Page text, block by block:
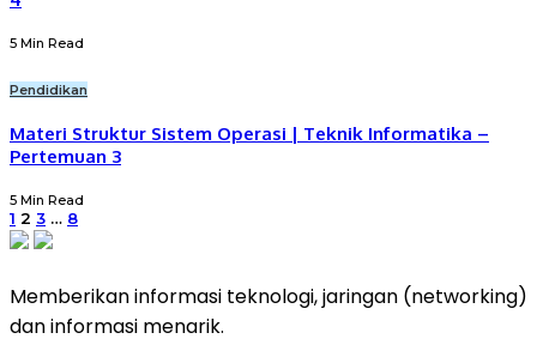
5 Min Read
Pendidikan
Materi Struktur Sistem Operasi | Teknik Informatika –
Pertemuan 3
5 Min Read
1 2 3 … 8
Memberikan informasi teknologi, jaringan (networking)
dan informasi menarik.